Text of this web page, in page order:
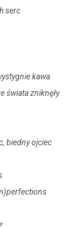
serc
kawa
świata zniknęły
biedny ojciec